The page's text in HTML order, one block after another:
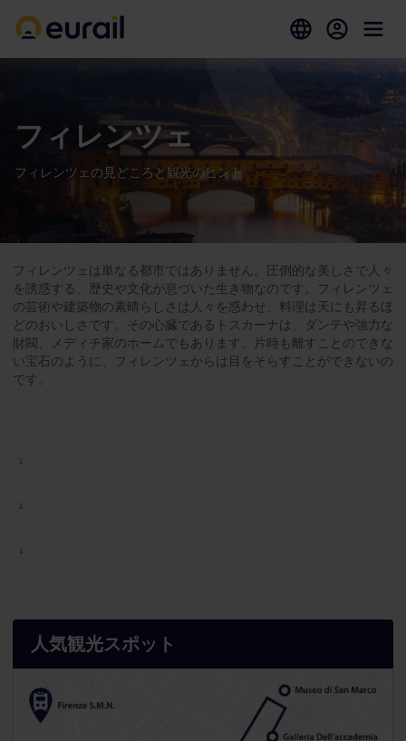
フィレンツェ
フィレンツェの見どころと観光のヒント
フィレンツェは単なる都市ではありません。圧倒的な美しさで人々
を誘惑する、歴史や文化が息づいた生き物なのです。フィレンツェ
の芸術や建築物の素晴らしさは人々を惑わせ、料理は天にも昇るほ
どのおいしさです。その心臓であるトスカーナは、ダンテや強力な
財閥、メディチ家のホームでもあります。片時も離すことのできな
い宝石のように、フィレンツェからは目をそらすことができないの
です。
人気観光スポット